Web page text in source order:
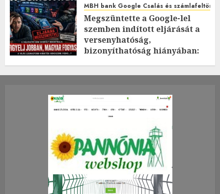
MBH bank Google Csalás és
Megszüntette a Google-lel
szemben indított eljárását a
versenyhatóság,
bizonyíthatóság hiányában:
2026.JÚLIUS.23. CSÜTÖRTÖK.
0